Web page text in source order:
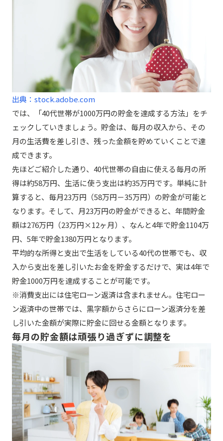
出典：stock.adobe.com
では、「40代世帯が1000万円の貯金を達成する方法」をチ
ェックしていきましょう。貯金は、毎月の収入から、その
月の生活費を差し引き、残った金額を貯めていくことで達
成できます。
先ほどご紹介した通り、40代世帯の自由に使える毎月の所
得は約58万円、生活に使う支出は約35万円です。単純に計
算すると、毎月23万円（58万円－35万円）の貯金が可能と
なります。そして、月23万円の貯金ができると、年間貯金
額は276万円（23万円×12ヶ月）、なんと4年で貯金1104万
円、5年で貯金1380万円となります。
平均的な所得と支出で生活をしている40代の世帯でも、収
入から支出を差し引いたお金を貯金するだけで、実は4年で
貯金1000万円を達成することが可能です。
※消費支出には住宅ローン返済は含まれません。住宅ロー
ン返済中の世帯では、黒字額からさらにローン返済分を差
し引いた金額が実際に貯金に回せる金額となります。
毎月の貯金額は頑張り過ぎずに調整を